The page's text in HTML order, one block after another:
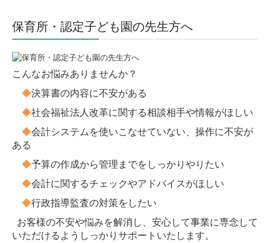
相続・事業承継
採用情報
募集要項
事務所からのメッセージ
研修・福利厚生
スタッフの一日
応募フォーム
よくある質問
お問い合わせ
保育所・認定子ども園の先生方へ
こんなお悩みありませんか？
◆決算書の内容に不安がある
◆社会福祉法人改革に関する相談相手や情報がほしい
◆会計システムを使いこなせていない、操作に不安が
ある
◆予算の作成から管理までをしっかりやりたい
◆会計に関するチェックやアドバイスがほしい
◆行政指導監査の対策をしたい
お客様の不安や悩みを解消し、安心して事業に専念して
いただけるよ うしっかりサポートいたします。